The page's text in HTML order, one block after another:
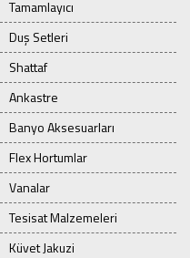
Tamamlayıcı
Duş Setleri
Shattaf
Ankastre
Banyo Aksesuarları
Flex Hortumlar
Vanalar
Tesisat Malzemeleri
Küvet Jakuzi